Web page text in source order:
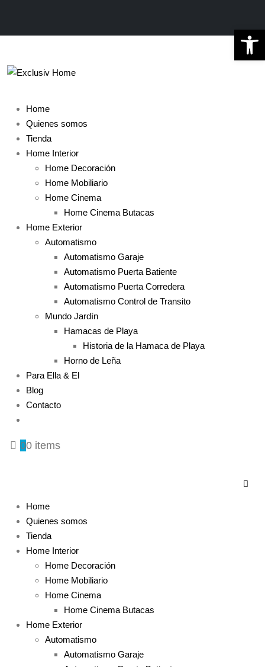
Home
Quienes somos
Tienda
Home Interior
Home Decoración
Home Mobiliario
Home Cinema
Home Cinema Butacas
Home Exterior
Automatismo
Automatismo Garaje
Automatismo Puerta Batiente
Automatismo Puerta Corredera
Automatismo Control de Transito
Mundo Jardín
Hamacas de Playa
Historia de la Hamaca de Playa
Horno de Leña
Para Ella & El
Blog
Contacto
00 items
Home
Quienes somos
Tienda
Home Interior
Home Decoración
Home Mobiliario
Home Cinema
Home Cinema Butacas
Home Exterior
Automatismo
Automatismo Garaje